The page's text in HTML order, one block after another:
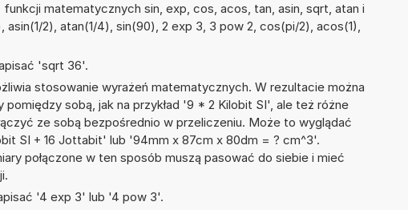
matematycznych sin, exp, cos, acos, tan, asin, sqrt, atan i
asin(1/2), atan(1/4), sin(90), 2 exp 3, 3 pow 2, cos(pi/2), acos(1),
'sqrt 36'.
stosowanie wyrażeń matematycznych. W rezultacie można
sobą, jak na przykład '9 * 2 Kilobit SI', ale też różne
ze sobą bezpośrednio w przeliczeniu. Może to wyglądać
SI + 16 Jottabit' lub '94mm x 87cm x 80dm = ? cm^3'.
połączone w ten sposób muszą pasować do siebie i mieć
'4 exp 3' lub '4 pow 3'.